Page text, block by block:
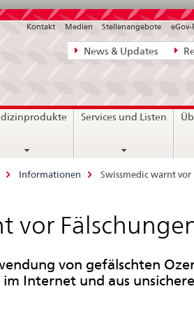
Direktnavigation
News,
Kontakt
News & Updates
Kontakt Medien Stellenangebote
Services und Listen
Informationen Swissmedic warnt vor
vor
von gefälschten
Internet und aus